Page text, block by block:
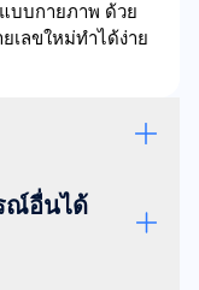
บบกายภาพ ด้วย
เลขใหม่ทำได้ง่าย
ณ์อื่นได้